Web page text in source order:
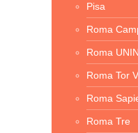
Pisa
Roma
Roma
Roma Tor
Roma
Roma Tre